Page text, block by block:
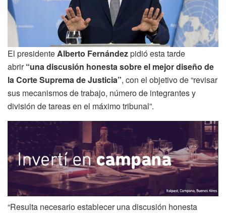
El presidente Alberto Fernándezpidió esta tarde
abrir“una discusión honesta sobre el mejor diseño de
la Corte Suprema de Justicia”, con el objetivo de “revisar
sus mecanismos de trabajo, número de integrantes y
división de tareas en el máximo tribunal”.
“Resulta necesario establecer una discusión honesta